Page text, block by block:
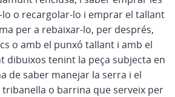
o recargolar-lo i emprar el tallant
per a rebaixar-lo, per després,
o amb el punxó tallant i amb el
dibuixos tenint la peça subjecta en
de saber manejar la serra i el
o barrina que serveix per